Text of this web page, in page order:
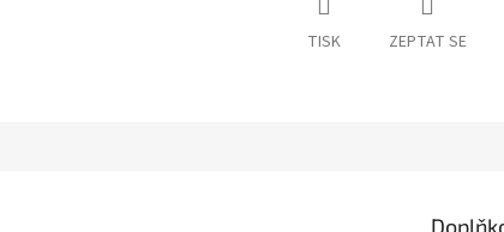
TISK ZEPTAT SE